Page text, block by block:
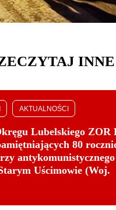
AKTUALNOŚCI
Lubelskiego ZOR
80
antykomunistycznego
Uścimowie (Woj.